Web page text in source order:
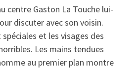
centre Gaston La Touche lui-
discuter avec son voisin.
et les visages des
Les mains tendues
au premier plan montre